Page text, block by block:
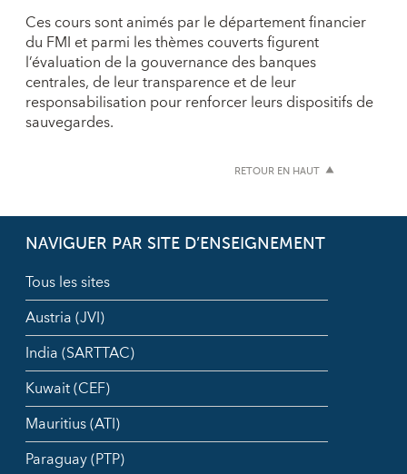
Ces cours sont animés par le département financier
du FMI et parmi les thèmes couverts figurent
l’évaluation de la gouvernance des banques
centrales, de leur transparence et de leur
responsabilisation pour renforcer leurs dispositifs de
sauvegardes.
RETOUR EN HAUT
NAVIGUER PAR SITE D’ENSEIGNEMENT
Tous les sites
Austria (JVI)
India (SARTTAC)
Kuwait (CEF)
Mauritius (ATI)
Paraguay (PTP)